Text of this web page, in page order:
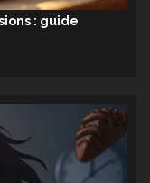
: guide